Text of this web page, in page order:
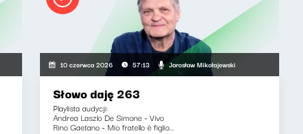
10 czerwca 2026 57:13 Jarosław Mikołajewski
Słowo daję 263
Playlista audycji:
Andrea Laszlo De Simone - Vivo
Rino Gaetano - Mio fratello è figlio...